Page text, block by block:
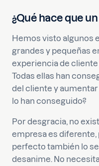
¿Qué hace que
Hemos visto algunos
grandes y pequeñas
experiencia de
Todas ellas han
del cliente y
lo han conseguido?
Por desgracia, no
empresa es
perfecto también lo
desanime. No